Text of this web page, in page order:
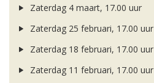
Zaterdag 4 maart, 17.00 uur
Zaterdag 25 februari, 17.00 uur
Zaterdag 18 februari, 17.00 uur
Zaterdag 11 februari, 17.00 uur